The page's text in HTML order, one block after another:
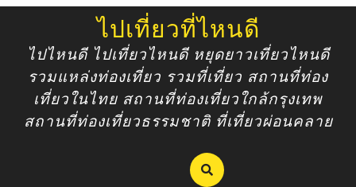
content
ไปเที่ยวที่ไหนดี
ไปไหนดี ไปเที่ยวไหนดี หยุดยาวเที่ยวไหนดี
รวมแหล่งท่องเที่ยว รวมที่เที่ยว สถานที่ท่อง
เที่ยวในไทย สถานที่ท่องเที่ยวใกล้กรุงเทพ
สถานที่ท่องเที่ยวธรรมชาติ ที่เที่ยวผ่อนคลาย